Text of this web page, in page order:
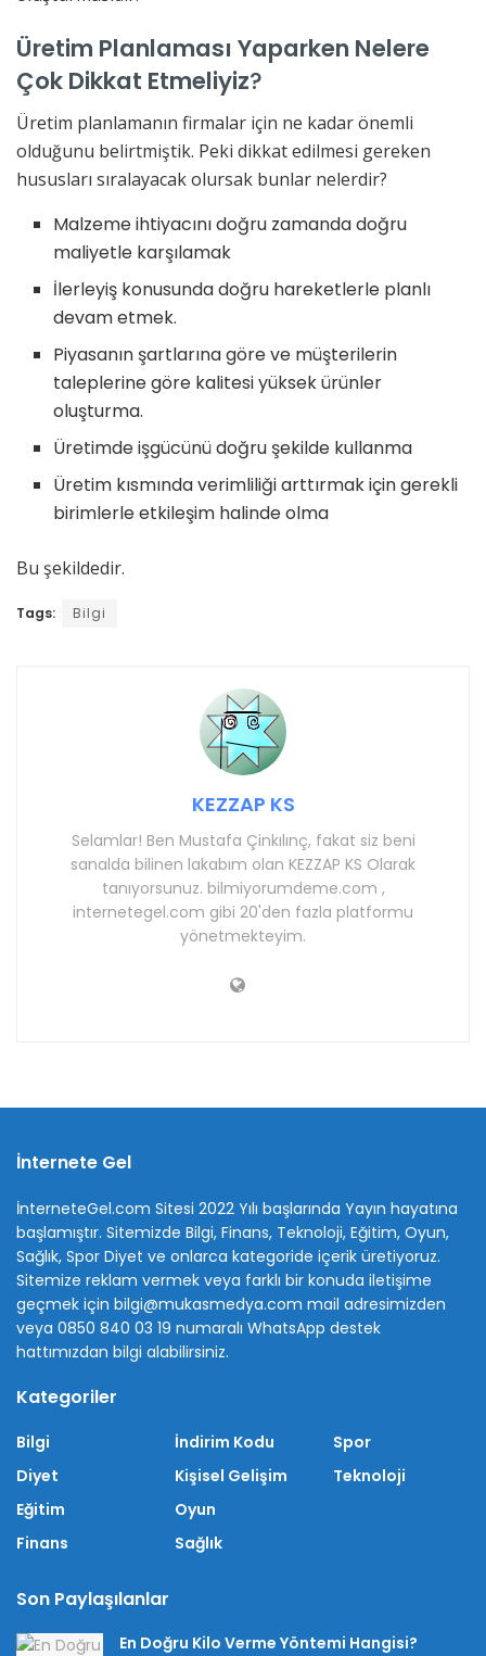
Üretim Planlaması Yaparken Nelere
Çok Dikkat Etmeliyiz?
Üretim planlamanın firmalar için ne kadar önemli
olduğunu belirtmiştik. Peki dikkat edilmesi gereken
hususları sıralayacak olursak bunlar nelerdir?
Malzeme ihtiyacını doğru zamanda doğru
maliyetle karşılamak
İlerleyiş konusunda doğru hareketlerle planlı
devam etmek.
Piyasanın şartlarına göre ve müşterilerin
taleplerine göre kalitesi yüksek ürünler
oluşturma.
Üretimde işgücünü doğru şekilde kullanma
Üretim kısmında verimliliği arttırmak için gerekli
birimlerle etkileşim halinde olma
Bu şekildedir.
Tags: Bilgi
KEZZAP KS
Selamlar! Ben Mustafa Çinkılınç, fakat siz beni
sanalda bilinen lakabım olan KEZZAP KS Olarak
tanıyorsunuz. bilmiyorumdeme.com ,
internetegel.com gibi 20'den fazla platformu
yönetmekteyim.
İnternete Gel
İnterneteGel.com Sitesi 2022 Yılı başlarında Yayın hayatına
başlamıştır. Sitemizde Bilgi, Finans, Teknoloji, Eğitim, Oyun,
Sağlık, Spor Diyet ve onlarca kategoride içerik üretiyoruz.
Sitemize reklam vermek veya farklı bir konuda iletişime
geçmek için bilgi@mukasmedya.com mail adresimizden
veya 0850 840 03 19 numaralı WhatsApp destek
hattımızdan bilgi alabilirsiniz.
Kategoriler
Bilgi
Diyet
Eğitim
Finans
İndirim Kodu
Kişisel Gelişim
Oyun
Sağlık
Spor
Teknoloji
Son Paylaşılanlar
En Doğru Kilo Verme Yöntemi Hangisi?